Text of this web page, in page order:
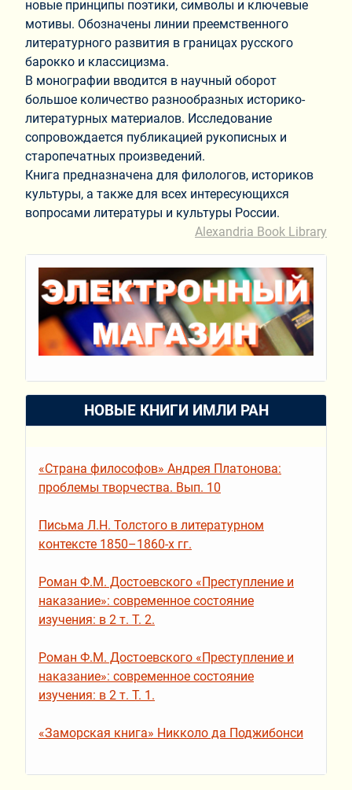
новые принципы поэтики, символы и ключевые
мотивы. Обозначены линии преемственного
литературного развития в границах русского
барокко и классицизма.
В монографии вводится в научный оборот
большое количество разнообразных историко-
литературных материалов. Исследование
сопровождается публикацией рукописных и
старопечатных произведений.
Книга предназначена для филологов, историков
культуры, а также для всех интересующихся
вопросами литературы и культуры России.
Alexandria Book Library
НОВЫЕ КНИГИ ИМЛИ РАН
«Страна философов» Андрея Платонова:
проблемы творчества. Вып. 10
Письма Л.Н. Толстого в литературном
контексте 1850–1860-х гг.
Роман Ф.М. Достоевского «Преступление и
наказание»: современное состояние
изучения: в 2 т. Т. 2.
Роман Ф.М. Достоевского «Преступление и
наказание»: современное состояние
изучения: в 2 т. Т. 1.
«Заморская книга» Никколо да Поджибонси